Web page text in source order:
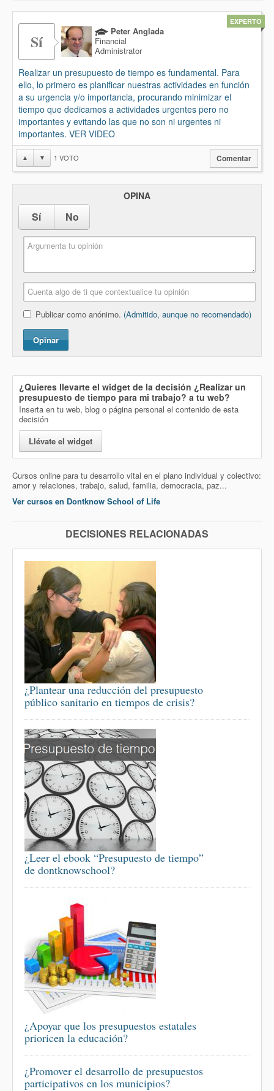
Sí
Peter Anglada
Financial
Administrator
Realizar un presupuesto de tiempo es fundamental. Para
ello, lo primero es planificar nuestras actividades en función
a su urgencia y/o importancia, procurando minimizar el
tiempo que dedicamos a actividades urgentes pero no
importantes y evitando las que no son ni urgentes ni
importantes. VER VIDEO
EXPERTO
▲ ▼ 1 VOTO Comentar
OPINA
Sí No
Publicar como anónimo. (Admitido, aunque no recomendado)
Opinar
¿Quieres llevarte el widget de la decisión ¿Realizar un
presupuesto de tiempo para mi trabajo? a tu web?
Inserta en tu web, blog o página personal el contenido de esta
decisión
Llévate el widget
Cursos online para tu desarrollo vital en el plano individual y colectivo:
amor y relaciones, trabajo, salud, familia, democracia, paz...
Ver cursos en Dontknow School of Life
DECISIONES RELACIONADAS
¿Plantear una reducción del presupuesto
público sanitario en tiempos de crisis?
¿Leer el ebook “Presupuesto de tiempo”
de dontknowschool?
¿Apoyar que los presupuestos estatales
prioricen la educación?
¿Promover el desarrollo de presupuestos
participativos en los municipios?